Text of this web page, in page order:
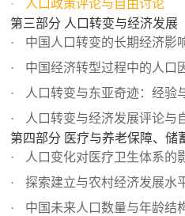
人口政策评论与自由讨论
第三部分 人口转变与经济发展
中国人口转变的长期经济影
中国经济转型过程中的人口
人口转变与东亚奇迹：经验
人口转变与经济发展评论与
第四部分 医疗与养老保障、储
人口变化对医疗卫生体系的
探索建立与农村经济发展水平
中国未来人口数量与年龄结构变